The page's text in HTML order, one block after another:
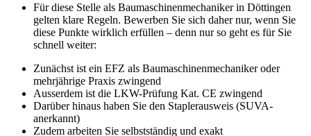
Für diese Stelle als Baumaschinenmechaniker in Döttingen
gelten klare Regeln. Bewerben Sie sich daher nur, wenn Sie
diese Punkte wirklich erfüllen – denn nur so geht es für Sie
schnell weiter:
Zunächst ist ein EFZ als Baumaschinenmechaniker oder
mehrjährige Praxis zwingend
Ausserdem ist die LKW-Prüfung Kat. CE zwingend
Darüber hinaus haben Sie den Staplerausweis (SUVA-
anerkannt)
Zudem arbeiten Sie selbstständig und exakt